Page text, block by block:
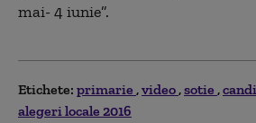
mai- 4 iunie”.
Etichete: primarie video sotie
alegeri locale 2016